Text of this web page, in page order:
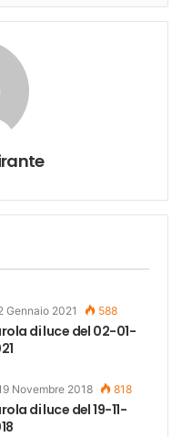
Gennaio 2021 588
di luce del 02-01-
Novembre 2018 818
di luce del 19-11-